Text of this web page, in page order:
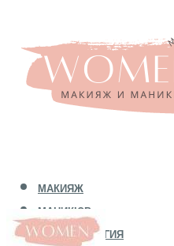
МАКИЯЖ
МАНИКЮР
КОСМЕТОЛОГИЯ